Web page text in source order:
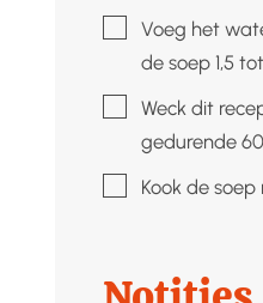
▢Voeg het
de soep 1,5
▢Weck dit
gedurende
▢Kook de